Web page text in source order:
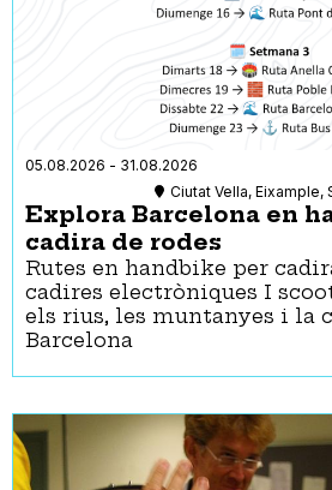
05.08.2026 - 31.08.2026
Ciutat Vella,
Explora Barcelona en
cadira de rodes
Rutes en handbike per
cadires electròniques I
els rius, les muntanyes i la
Barcelona